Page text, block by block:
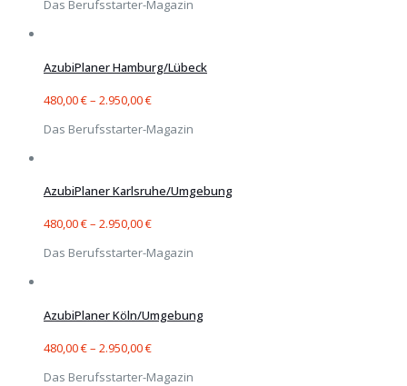
Das Berufsstarter-Magazin
AzubiPlaner Hamburg/Lübeck
480,00€– 2.950,00€
Das Berufsstarter-Magazin
AzubiPlaner Karlsruhe/Umgebung
480,00€– 2.950,00€
Das Berufsstarter-Magazin
AzubiPlaner Köln/Umgebung
480,00€– 2.950,00€
Das Berufsstarter-Magazin